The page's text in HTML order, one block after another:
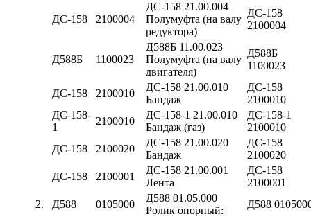
ДС-158 2100004
ДС-158 21.00.004
Полумуфта (на валу
редуктора)
ДС-158
2100004
Д588Б 1100023
Д588Б 11.00.023
Полумуфта (на валу
двигателя)
Д588Б
1100023
ДС-158 2100010
ДС-158 21.00.010
Бандаж
ДС-158
2100010
ДС-158-
1
2100010
ДС-158-1 21.00.010
Бандаж (газ)
ДС-158-1
2100010
ДС-158
2100020
ДС-158 21.00.020
Бандаж
ДС-158
2100020
ДС-158
2100001
ДС-158 21.00.001
Лента
ДС-158
2100001
2.
Д588 0105000
Д588 01.05.000
Ролик опорный:
Д588